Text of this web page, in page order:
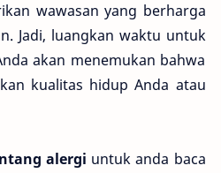
wawasan yang berharga
Jadi, luangkan waktu untuk
akan menemukan bahwa
kualitas hidup Anda atau
alergi untuk anda baca